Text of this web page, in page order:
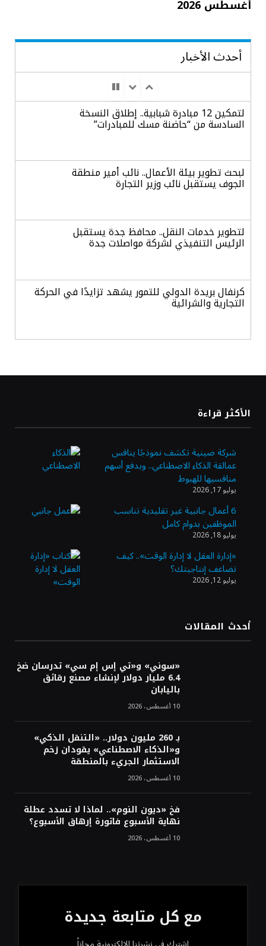
أغسطس 2026
أحدث الأخبار
لتمكين 12 مبادرة شبابية.. إطلاق النسخة
السادسة من “حاضنة مسك للمبادرات”
لبحث تطوير بيئة الأعمال.. نائب أمير منطقة
الجوف يستقبل نائب وزير التجارة
لتطوير خدمات النقل.. محافظ جدة يستقبل
الرئيس التنفيذي لشركة مواصلات جدة
كرنفال بريدة الدولي للتمور يشهد تزايدًا في الحركة
التجارية والشرائية
أسعار الذهب تتراجع بفعل جني الأرباح وترقب
بيانات التضخم الأمريكية
أسعار النفط ترتفع وسط استمرار الغموض بشأن
إعادة فتح مضيق هرمز
10 ملايين ريال لتمكين رواد الأعمال في قطاع
الاستثمار الاجتماعي
«بنك الرياض» يُغلق طرح صكوك الشريحة الأولى
لتعزيز رقمنة قطاع البناء في السعودية
الأكثر قراءة
شركة صينية تكشف نموذجًا ينافس
عمالقة الذكاء الاصطناعي.. ويدفع أسهم
منافسيها للهبوط
يوليو 17, 2026
6 أعمال جانبية غير تقليدية تناسب
الموظفين بدوام كامل
يوليو 18, 2026
«إدارة العقل لا إدارة الوقت».. كيف
تضاعف إنتاجيتك؟
يوليو 12, 2026
أحدث المقالات
«سوني» و«تي إس إم سي» تدرسان ضخ
6.4 مليار دولار لإنشاء مصنع رقائق
باليابان
10 أغسطس، 2026
بـ 260 مليون دولار.. «التنقل الذكي»
و«الذكاء الاصطناعي» يقودان زخم
الاستثمار الجريء بالمنطقة
10 أغسطس، 2026
فخ «ديون النوم».. لماذا لا تسدد عطلة
نهاية الأسبوع فاتورة إرهاق الأسبوع؟
10 أغسطس، 2026
مع كل متابعة جديدة